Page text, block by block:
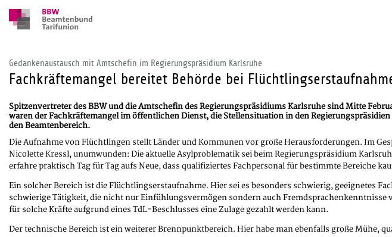
Gedankenaustausch mit Amtschefin im Regierungspräsidium Karlsruhe
Fachkräftemangel bereitet Behörde bei
Spitzenvertreter des BBW und die Amtschefin des Regierungspräsidiums Karlsruhe sind Mitte
waren der Fachkräftemangel im öffentlichen Dienst, die Stellensituation in den
den Beamtenbereich.
Die Aufnahme von Flüchtlingen stellt Länder und Kommunen vor große Herausforderungen. Im
Nicolette Kressl, unumwunden: Die aktuelle Asylproblematik sei beim Regierungspräsidium
erfahre praktisch Tag für Tag aufs Neue, dass qualifiziertes Fachpersonal für bestimmte Bereiche
Ein solcher Bereich ist die Flüchtlingserstaufnahme. Hier sei es besonders schwierig, geeignetes
schwierige Tätigkeit, die nicht nur Einfühlungsvermögen sondern auch Fremdsprachenkenntnisse
für solche Kräfte aufgrund eines TdL-Beschlusses eine Zulage gezahlt werden kann.
Der technische Bereich ist ein weiterer Brennpunktbereich. Hier habe man ebenfalls große Mühe,